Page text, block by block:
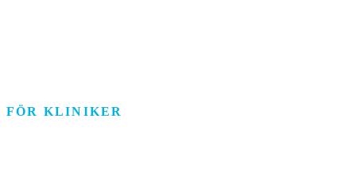
FÖR KLINIKER